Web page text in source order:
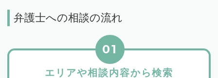
弁護士への相談の流れ
エリアや相談内容から検索
01